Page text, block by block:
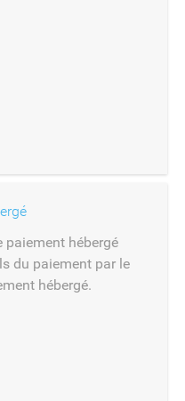
hébergé
du paiement par le
hébergé.